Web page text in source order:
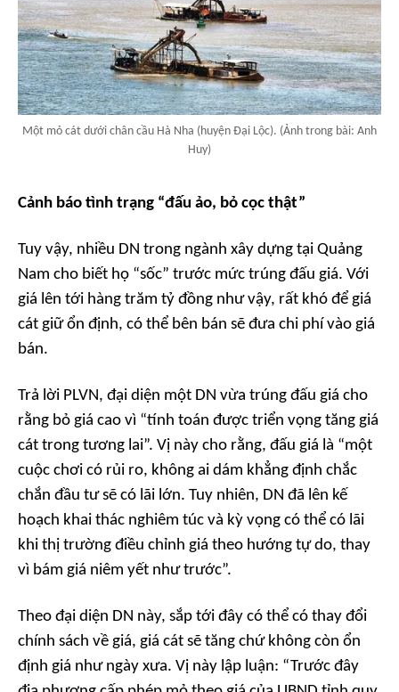
Một mỏ cát dưới chân cầu Hà Nha (huyện Đại Lộc). (Ảnh trong bài: Anh
Huy)
Cảnh báo tình trạng “đấu ảo, bỏ cọc thật”
Tuy vậy, nhiều DN trong ngành xây dựng tại Quảng
Nam cho biết họ “sốc” trước mức trúng đấu giá. Với
giá lên tới hàng trăm tỷ đồng như vậy, rất khó để giá
cát giữ ổn định, có thể bên bán sẽ đưa chi phí vào giá
bán.
Trả lời PLVN, đại diện một DN vừa trúng đấu giá cho
rằng bỏ giá cao vì “tính toán được triển vọng tăng giá
cát trong tương lai”. Vị này cho rằng, đấu giá là “một
cuộc chơi có rủi ro, không ai dám khẳng định chắc
chắn đầu tư sẽ có lãi lớn. Tuy nhiên, DN đã lên kế
hoạch khai thác nghiêm túc và kỳ vọng có thể có lãi
khi thị trường điều chỉnh giá theo hướng tự do, thay
vì bám giá niêm yết như trước”.
Theo đại diện DN này, sắp tới đây có thể có thay đổi
chính sách về giá, giá cát sẽ tăng chứ không còn ổn
định giá như ngày xưa. Vị này lập luận: “Trước đây